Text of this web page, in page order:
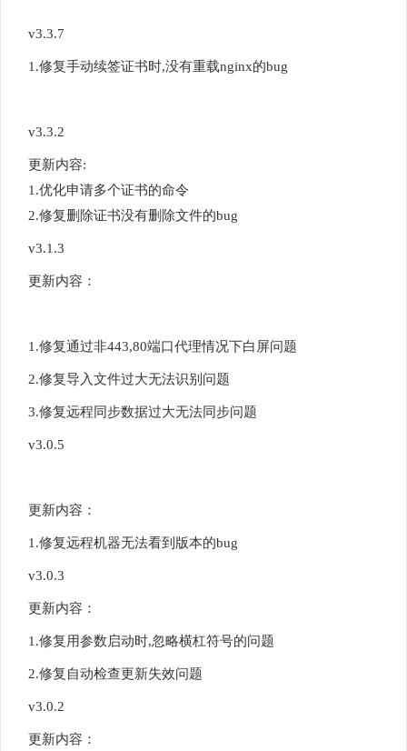
v3.3.7
1.修复手动续签证书时,没有重载nginx的bug
v3.3.2
更新内容:
1.优化申请多个证书的命令
2.修复删除证书没有删除文件的bug
v3.1.3
更新内容：
1.修复通过非443,80端口代理情况下白屏问题
2.修复导入文件过大无法识别问题
3.修复远程同步数据过大无法同步问题
v3.0.5
更新内容：
1.修复远程机器无法看到版本的bug
v3.0.3
更新内容：
1.修复用参数启动时,忽略横杠符号的问题
2.修复自动检查更新失效问题
v3.0.2
更新内容：